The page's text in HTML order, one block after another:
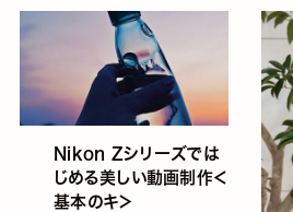
Nikon Zシリーズでは
じめる美しい動画制作＜
基本のキ＞